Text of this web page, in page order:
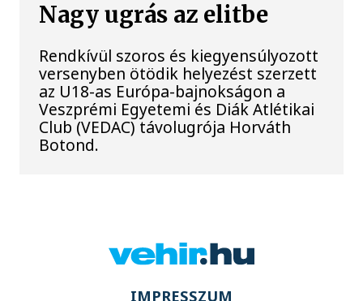
Nagy ugrás az elitbe
Rendkívül szoros és kiegyensúlyozott
versenyben ötödik helyezést szerzett
az U18-as Európa-bajnokságon a
Veszprémi Egyetemi és Diák Atlétikai
Club (VEDAC) távolugrója Horváth
Botond.
IMPRESSZUM